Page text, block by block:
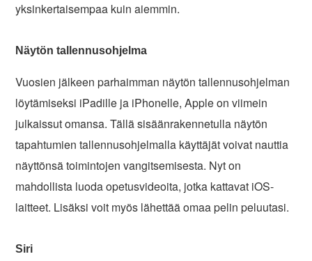
yksinkertaisempaa kuin aiemmin.
Näytön tallennusohjelma
Vuosien jälkeen parhaimman näytön tallennusohjelman
löytämiseksi iPadille ja iPhonelle, Apple on viimein
julkaissut omansa. Tällä sisäänrakennetulla näytön
tapahtumien tallennusohjelmalla käyttäjät voivat nauttia
näyttönsä toimintojen vangitsemisesta. Nyt on
mahdollista luoda opetusvideoita, jotka kattavat iOS-
laitteet. Lisäksi voit myös lähettää omaa pelin peluutasi.
Siri